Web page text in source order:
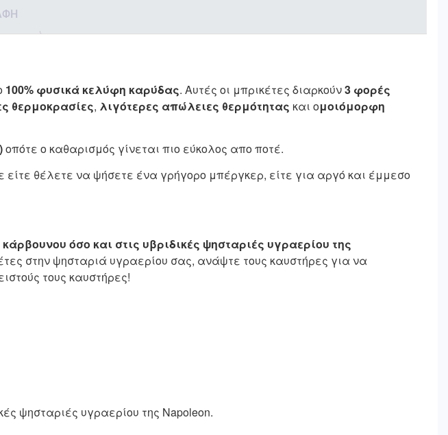
100% φυσικά κελύφη καρύδας. Αυτές οι μπρικέτες διαρκούν3 φορές
θερμοκρασίες, λιγότερες απώλειες θερμότητας και ομοιόμορφη
οπότε ο καθαρισμός γίνεται πιο εύκολος απο ποτέ.
είτε θέλετε να ψήσετε ένα γρήγορο μπέργκερ, είτε για αργό και έμμεσο
όσο και στις υβριδικές ψησταριές υγραερίου της
στην ψησταριά υγραερίου σας, ανάψτε τους καυστήρες για να
τους καυστήρες!
ψησταριές υγραερίου της Napoleon.